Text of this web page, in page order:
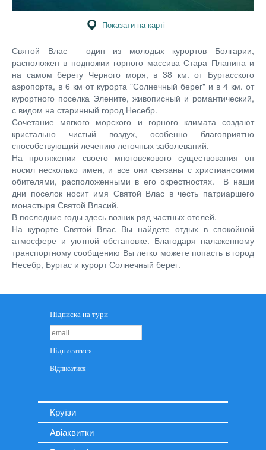
Показати на карті
Святой Влас - один из молодых курортов Болгарии,
расположен в подножии горного массива Стара Планина и
на самом берегу Черного моря, в 38 км. от Бургасского
аэропорта, в 6 км от курорта "Солнечный берег" и в 4 км. от
курортного поселка Элените, живописный и романтический,
с видом на старинный город Несебр.
Сочетание мягкого морского и горного климата создают
кристально чистый воздух, особенно благоприятно
способствующий лечению легочных заболеваний.
На протяжении своего многовекового существования он
носил несколько имен, и все они связаны с христианскими
обителями, расположенными в его окрестностях. В наши
дни поселок носит имя Святой Влас в честь патриаршего
монастыря Святой Власий.
В последние годы здесь возник ряд частных отелей.
На курорте Святой Влас Вы найдете отдых в спокойной
атмосфере и уютной обстановке. Благодаря налаженному
транспортному сообщению Вы легко можете попасть в город
Несебр, Бургас и курорт Солнечный берег.
Круїзи
Авіаквитки